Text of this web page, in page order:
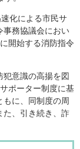
化による市民サ
事務協議会におい
開始する消防指令
意識の高揚を図
ポーター制度に基
に、同制度の周
た、引き続き、詐